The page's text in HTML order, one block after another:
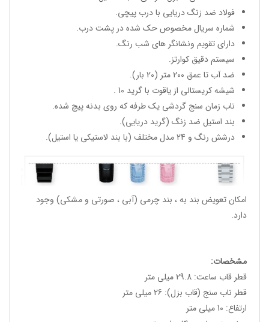
فولاد ضد زنگ دریایی با درب پیچی.
شماره سریال مخصوص حک شده در پشت درب.
دارای تقویم ونشانگر های شب رنگ.
سیستم دقیق کوارتز.
ضد آب تا عمق 200 متر (20 بار).
شیشه کریستالی از یاقوت با گرید 10 .
ناب زمان سنج گردشی یک طرفه که روی بدنه پیچ شده.
بند استیل ضد زنگ (گرید دریایی).
درشش رنگ و 24 مدل مختلف (با بند لاستیکی یا استیل).
امکان تعویض بند به ، بند چرمی (آبی ، صورتی و مشکی) وجود
دارد.
مشخصات:
قطر قاب ساعت: 29.8 میلی متر
قطر ناب سنج (قاب بزل): 26 میلی متر
ارتفاع: 10 میلی متر